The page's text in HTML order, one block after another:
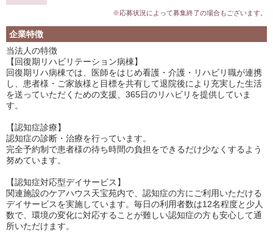
※応募状況によって募集終了の場合もございます。
企業特徴
当法人の特徴
【回復期リハビリテーション病棟】
回復期リハ病棟では、医師をはじめ看護・介護・リハビリ職が連携
し、患者様・ご家族様と目標を共有して退院後により充実した生活
を送っていただくための支援、365日のリハビリを提供していま
す。
【認知症診療】
認知症の診断・治療を行っています。
完全予約制で患者様の待ち時間の負担をできるだけ少なくするよう
努めています。
【認知症対応型デイサービス】
関連施設のケアハウス天宝苑内で、認知症の方にご利用いただける
デイサービスを実施しています。毎日の利用者数は12名程度と少人
数で、環境の変化に対応することが難しい認知症の方も安心して通
所いただけます。